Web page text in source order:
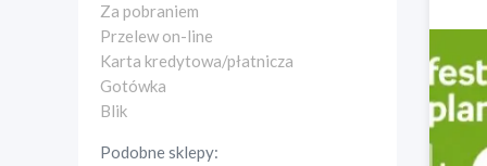
Za pobraniem
Przelew on-line
Karta kredytowa/płatnicza
Gotówka
Blik
Podobne sklepy: